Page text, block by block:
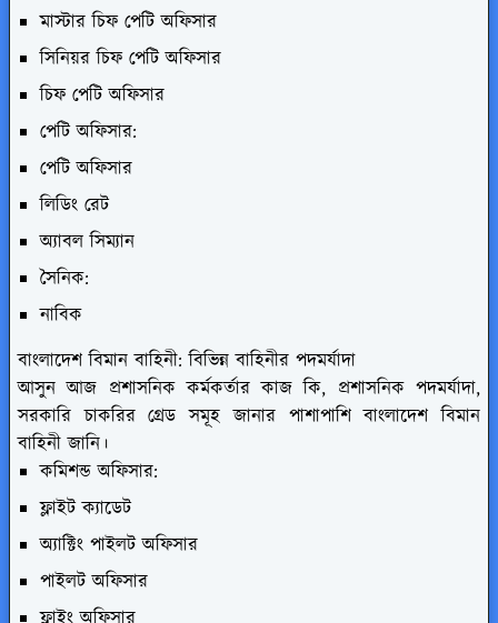
মাস্টার চিফ পেটি অফিসার
সিনিয়র চিফ পেটি অফিসার
চিফ পেটি অফিসার
পেটি অফিসার:
পেটি অফিসার
লিডিং রেট
অ্যাবল সিম্যান
সৈনিক:
নাবিক
বাংলাদেশ বিমান বাহিনী:বিভিন্ন বাহিনীর পদমর্যাদা
আসুন আজ প্রশাসনিক কর্মকর্তার কাজ কি, প্রশাসনিক পদমর্যাদা,
সরকারি চাকরির গ্রেড সমূহ জানার পাশাপাশি বাংলাদেশ বিমান
বাহিনী জানি।
কমিশন্ড অফিসার:
ফ্লাইট ক্যাডেট
অ্যাক্টিং পাইলট অফিসার
পাইলট অফিসার